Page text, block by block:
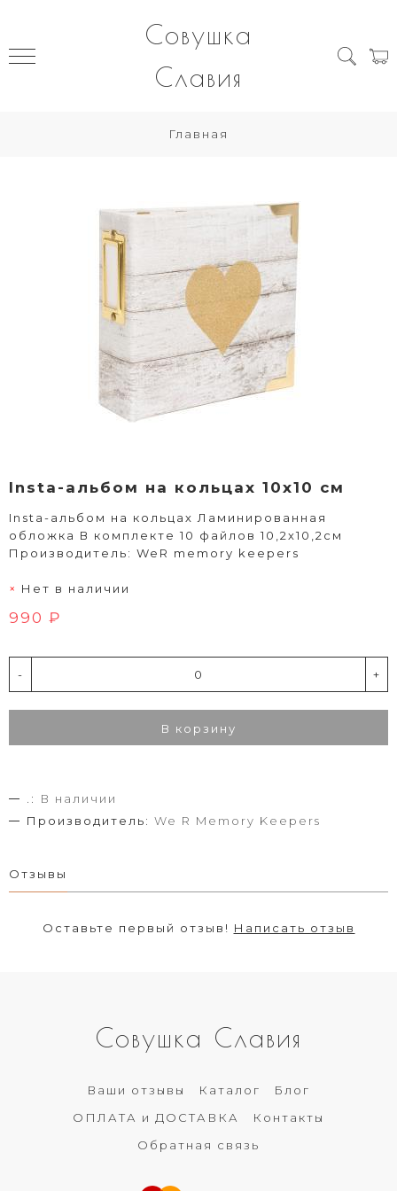
Совушка
Славия
Главная
Insta-альбом на кольцах 10х10 см
Insta-альбом на кольцах Ламинированная
обложка В комплекте 10 файлов 10,2х10,2см
Производитель: WeR memory keepers
Нет в наличии
990 ₽
- +
В корзину
.:
В наличии
Производитель: We R Memory Keepers
Отзывы
Оставьте первый отзыв! Написать отзыв
Совушка Славия
Ваши отзывы Каталог
Блог
ОПЛАТА и ДОСТАВКА
Контакты
Обратная связь